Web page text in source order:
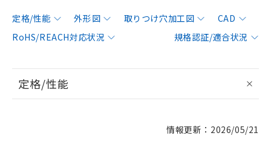
定格/性能 外形図 取りつけ穴加工図
CAD
RoHS/REACH対応状況
規格認証/適合状況
定格/性能
情報更新：2026/05/21